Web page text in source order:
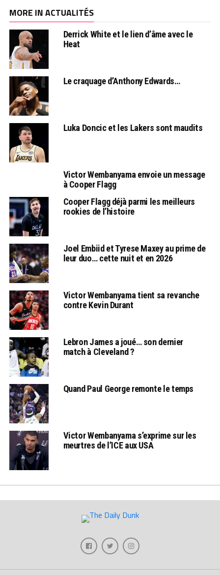
MORE IN ACTUALITÉS
Derrick White et le lien d’âme avec le
Heat
Le craquage d’Anthony Edwards…
Luka Doncic et les Lakers sont maudits
Victor Wembanyama envoie un message
à Cooper Flagg
Cooper Flagg déjà parmi les meilleurs
rookies de l’histoire
Joel Embiid et Tyrese Maxey au prime de
leur duo… cette nuit et en 2026
Victor Wembanyama tient sa revanche
contre Kevin Durant
Lebron James a joué… son dernier
match à Cleveland ?
Quand Paul George remonte le temps
Victor Wembanyama s’exprime sur les
meurtres de l’ICE aux USA